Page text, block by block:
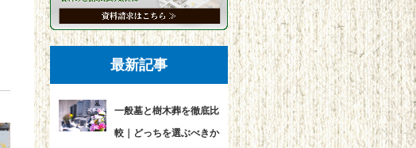
最新記事
一般墓と樹木葬を徹底比
較｜どっちを選ぶべきか